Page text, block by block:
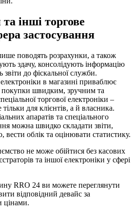
інші торгове
застосування
поводять розрахунки, а також
здачу, консолідують інформацію
до фіскальної служби.
в магазині приваблює
покупки швидким, зручним та
торгової електроніки –
для клієнтів, а й власника.
апаратів та спеціального
можна швидко складати звіти,
вести облік та оцінювати статистику.
не може обійтися без касових
та іншої електроніки у сфері
RRO 24 ви можете переглянути
відповідний девайс за
цінами.